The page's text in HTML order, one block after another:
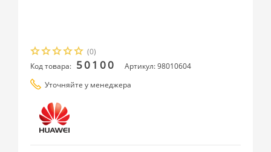
(0)
Код товара: 50100
Артикул: 98010604
Уточняйте у менеджера